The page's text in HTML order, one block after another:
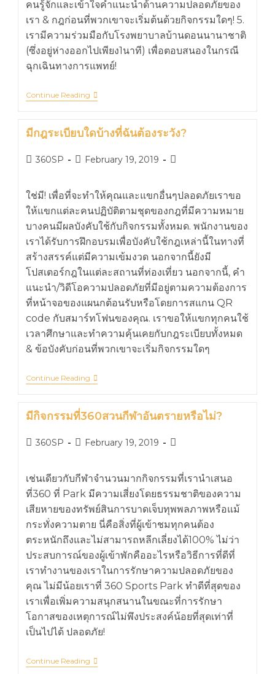
คนรู้จักและเข้าใจคำแนะนำด้านความปลอดภัยของ
เรา & กฎก่อนที่พวกเขาจะเริ่มต้นด้วยกิจกรรมใดๆ! 5.
เรามีความร่วมมือกับโรงพยาบาลบ้านดอนนานาชาติ
(ซึ่งอยู่ห่างออกไปเพียง1นาที) เพื่อตอบสนองในกรณี
ฉุกเฉินทางการแพทย์!
Continue Reading
มีกฎระเบียบใดบ้างที่ฉันต้องระวัง?
360SP February 19, 2019
ใช่มี! เพื่อที่จะทำให้คุณและแขกอื่นๆปลอดภัยเราขอ
ให้แขกแต่ละคนปฏิบัติตามชุดของกฎที่มีความหมาย
บางคนมีผลบังคับใช้กับกิจกรรมทั้งหมด. พนักงานของ
เราได้รับการฝึกอบรมเพื่อบังคับใช้กฎเหล่านี้ในทางที่
สร้างสรรค์แต่มีความเข้มงวด นอกจากนี้ยังมี
โปสเตอร์กฎในแต่ละสถานที่ท่องเที่ยว นอกจากนี้, คำ
แนะนำ/วิดีโอความปลอดภัยที่มีอยู่ตามความต้องการ
ที่หน้าจอของแผนกต้อนรับหรือโดยการสแกน QR
code กับสมาร์ทโฟนของคุณ. เราขอให้แขกทุกคนใช้
เวลาศึกษาและทำความคุ้นเคยกับกฎระเบียบทั้งหมด
& ข้อบังคับก่อนที่พวกเขาจะเริ่มกิจกรรมใดๆ
Continue Reading
มีกิจกรรมที่360สวนกีฬาอันตรายหรือไม่?
360SP February 19, 2019
เช่นเดียวกับกีฬาจำนวนมากกิจกรรมที่เรานำเสนอ
ที่360 ที่ Park มีความเสี่ยงโดยธรรมชาติของความ
เสียหายของทรัพย์สินการบาดเจ็บทุพพลภาพหรือแม้
กระทั่งความตาย นี่คือสิ่งที่ผู้เข้าชมทุกคนต้อง
ตระหนักถึงและไม่สามารถหลีกเลี่ยงได้100% ไม่ว่า
ประสบการณ์ของผู้เข้าพักคืออะไรหรือวิธีการที่ดีที่
เราทำงานของเราในการรักษาความปลอดภัยของ
คุณ ไม่มีน้อยเราที่ 360 Sports Park ทำดีที่สุดของ
เราเพื่อเพิ่มความสนุกสนานในขณะที่การรักษา
โอกาสของเหตุการณ์ไม่พึงประสงค์น้อยที่สุดเท่าที่
เป็นไปได้ ปลอดภัย!
Continue Reading